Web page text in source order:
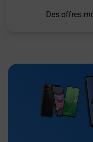
Des offres